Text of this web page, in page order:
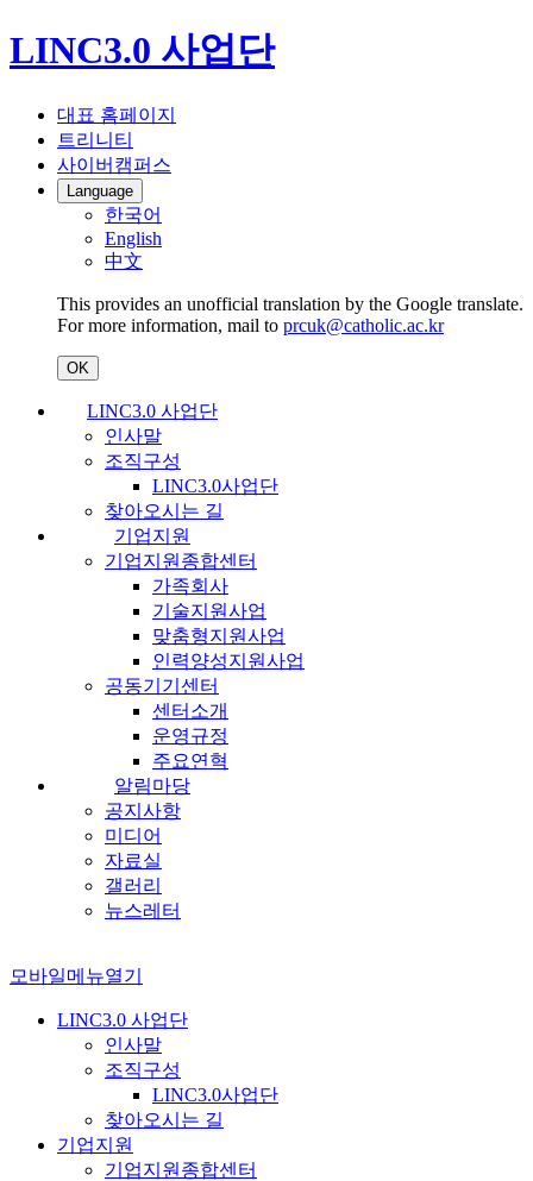
LINC3.0 사업단
대표 홈페이지
트리니티
사이버캠퍼스
Language
한국어
English
中文
This provides an unofficial translation by the Google translate.
For more information, mail to prcuk@catholic.ac.kr
OK
LINC3.0 사업단
인사말
조직구성
LINC3.0사업단
찾아오시는 길
기업지원
기업지원종합센터
가족회사
기술지원사업
맞춤형지원사업
인력양성지원사업
공동기기센터
센터소개
운영규정
주요연혁
알림마당
공지사항
미디어
자료실
갤러리
뉴스레터
모바일메뉴열기
LINC3.0 사업단
인사말
조직구성
LINC3.0사업단
찾아오시는 길
기업지원
기업지원종합센터